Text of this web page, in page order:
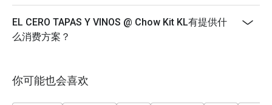
EL CERO TAPAS Y VINOS @ Chow Kit KL有提供什
么消费方案？
你可能也会喜欢